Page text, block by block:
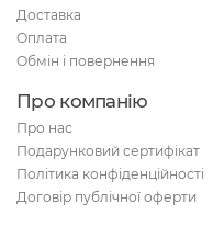
Доставка
Оплата
Обмін і повернення
Про компанію
Про нас
Подарунковий сертифікат
Політика конфіденційності
Договір публічної оферти